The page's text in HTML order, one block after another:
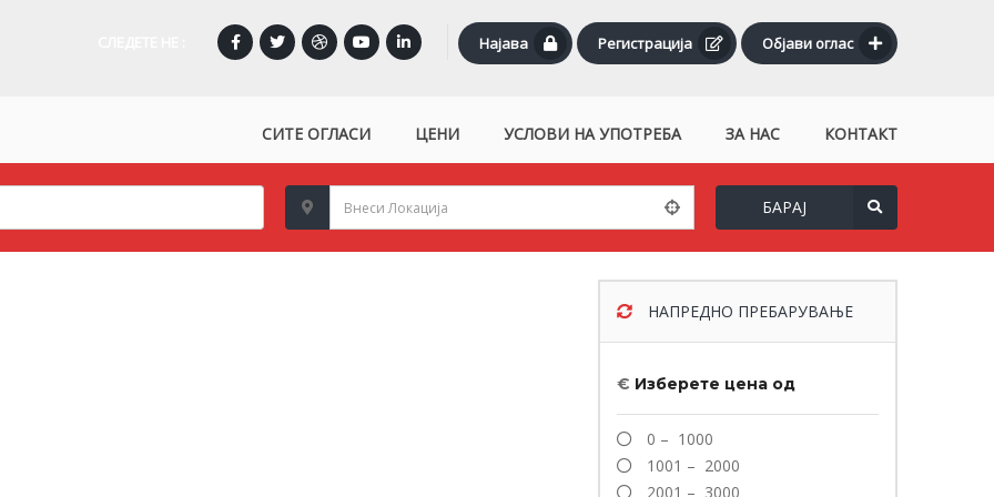
Најава Регистрација Објави оглас
СИТЕ ОГЛАСИ ЦЕНИ УСЛОВИ НА УПОТРЕБА ЗА НАС КОНТАКТ
БАРАЈ
НАПРЕДНО ПРЕБАРУВАЊЕ
€ Изберете цена од
0 – 1000
1001 – 2000
2001 – 3000